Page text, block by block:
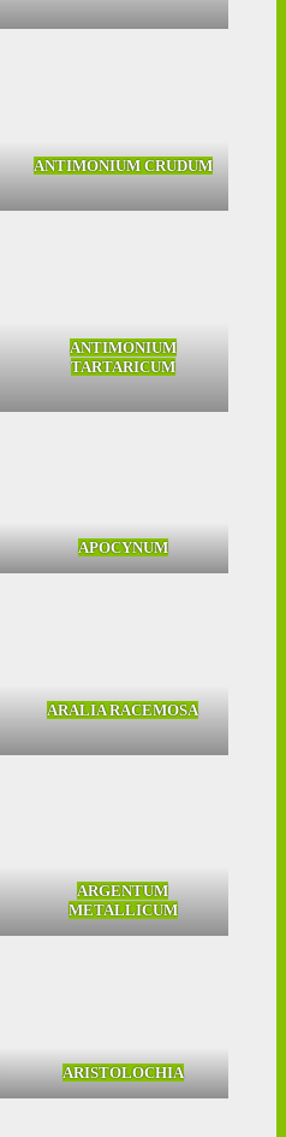
ANTIMONIUM CRUDUM
ANTIMONIUM
TARTARICUM
APOCYNUM
ARALIA RACEMOSA
ARGENTUM
METALLICUM
ARISTOLOCHIA